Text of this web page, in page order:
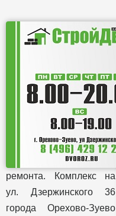
ремонта. Комплекс на
ул. Дзержинского 36
города Орехово-Зуево